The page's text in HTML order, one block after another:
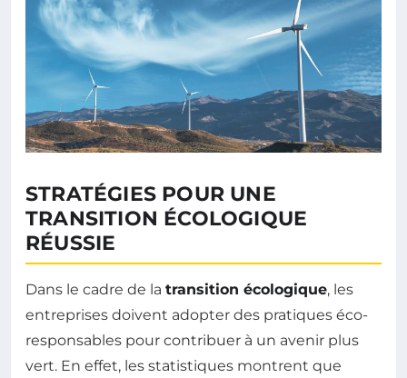
STRATÉGIES POUR UNE
TRANSITION ÉCOLOGIQUE
RÉUSSIE
Dans le cadre de la transition écologique, les
entreprises doivent adopter des pratiques éco-
responsables pour contribuer à un avenir plus
vert. En effet, les statistiques montrent que